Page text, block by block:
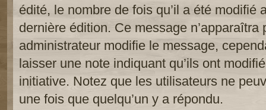
édité, le nombre de fois qu’il a été modifié
dernière édition. Ce message
administrateur modifie le message,
laisser une note indiquant qu’ils ont
initiative. Notez que les utilisateurs ne
une fois que quelqu’un y a répondu.